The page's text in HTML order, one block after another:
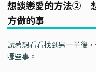
想談戀愛的方法②
方做的事
試著想看看找到另一半後
哪些事。